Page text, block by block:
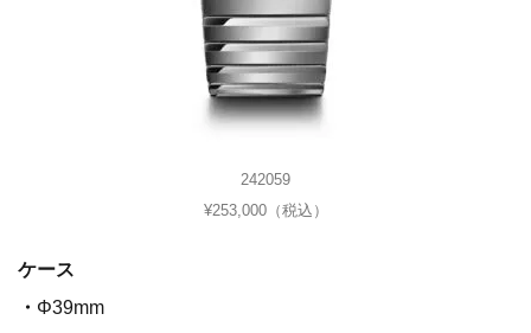
242059
¥253,000（税込）
ケース
・ Φ39mm